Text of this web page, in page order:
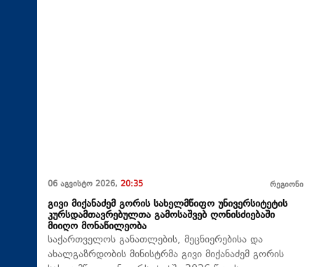
06 აგვისტო 2026, 20:35 რეგიონი
გივი მიქანაძემ გორის სახელმწიფო უნივერსიტეტის
კურსდამთავრებულთა გამოსაშვებ ღონისძიებაში
მიიღო მონაწილეობა
საქართველოს განათლების, მეცნიერებისა და
ახალგაზრდობის მინისტრმა გივი მიქანაძემ გორის